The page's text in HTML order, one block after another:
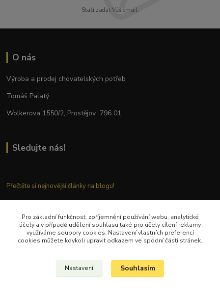
Stačí zadat Váš email.
O nás
Výroba a prodej chovatelských potřeb
Tomáš Palatý
Wolkerova 1550/2, Prostějov 796 01
Sledujte nás!
Přečtěte si nejnovější články na blogu!
Kontaktujte nás
Tel.: + 420 777 282 683
Pro základní funkčnost, zpříjemnění používání webu, analytické
účely a v případě udělení souhlasu také pro účely cílení reklamy
využíváme soubory cookies. Nastavení vlastních preferencí
cookies můžete kdykoli upravit odkazem ve spodní části stránek.
Nastavení Souhlasím